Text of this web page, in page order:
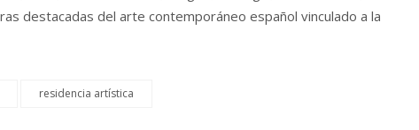
destacadas del arte contemporáneo español vinculado a la
residencia artística